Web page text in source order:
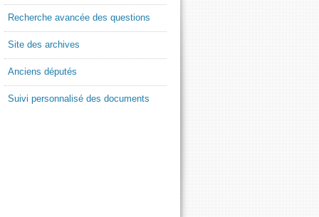
Recherche avancée des questions
Site des archives
Anciens députés
Suivi personnalisé des documents